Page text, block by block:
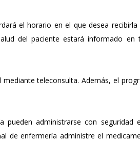
el horario en el que desea recibirla
del paciente estará informado en
teleconsulta. Además, el
administrarse con seguridad
de enfermería administre el